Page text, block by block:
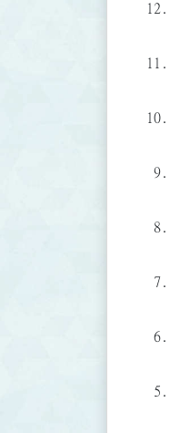
12.
11.
10.
9.
8.
7.
6.
5.